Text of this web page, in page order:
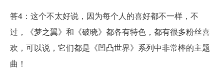
答4：这个不太好说，因为每个人的喜好都不一样，不
过，《梦之翼》和《破晓》都各有特色，都有很多粉丝喜
欢，可以说，它们都是《凹凸世界》系列中非常棒的主题
曲！